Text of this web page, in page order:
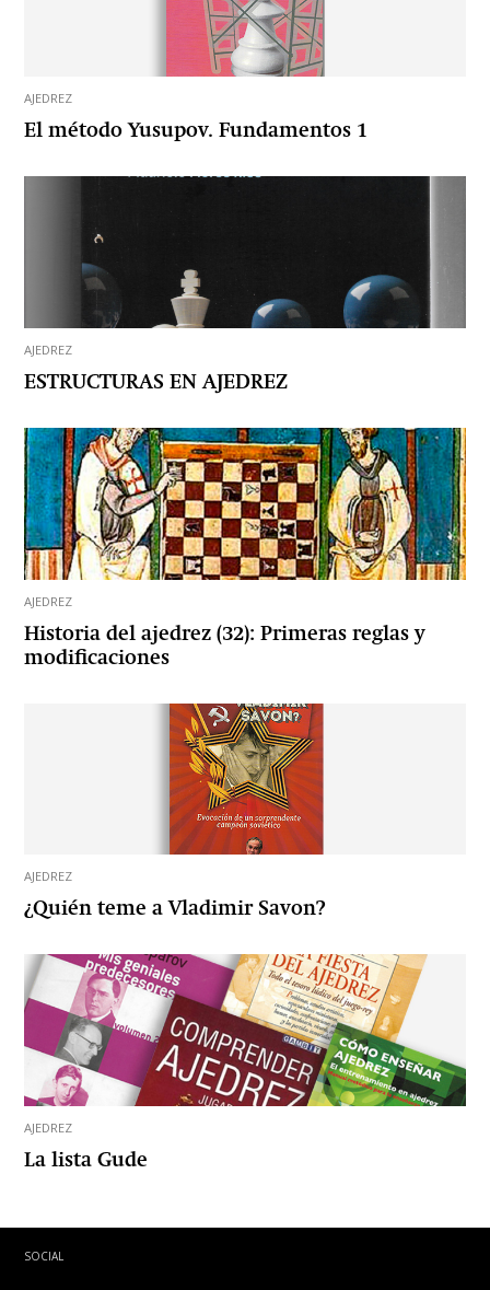
AJEDREZ
El método Yusupov. Fundamentos 1
AJEDREZ
ESTRUCTURAS EN AJEDREZ
AJEDREZ
Historia del ajedrez (32): Primeras reglas y
modificaciones
AJEDREZ
¿Quién teme a Vladimir Savon?
AJEDREZ
La lista Gude
SOCIAL